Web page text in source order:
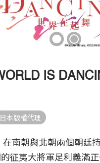
IS
日本版權代理
在南朝與北朝兩個朝廷
征夷大將軍足利義滿